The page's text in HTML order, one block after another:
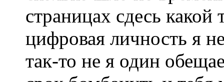
страницах сдесь
цифровая личность я
так-то не я один